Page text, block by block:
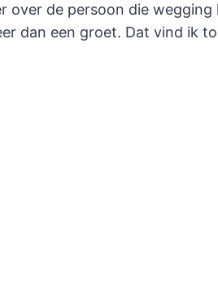
over de persoon die
dan een groet. Dat vind ik